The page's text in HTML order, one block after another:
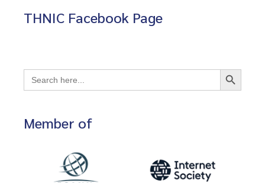
THNIC Facebook Page
Search
for:
Search Button
Member of